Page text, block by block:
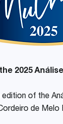
2025
of the
de